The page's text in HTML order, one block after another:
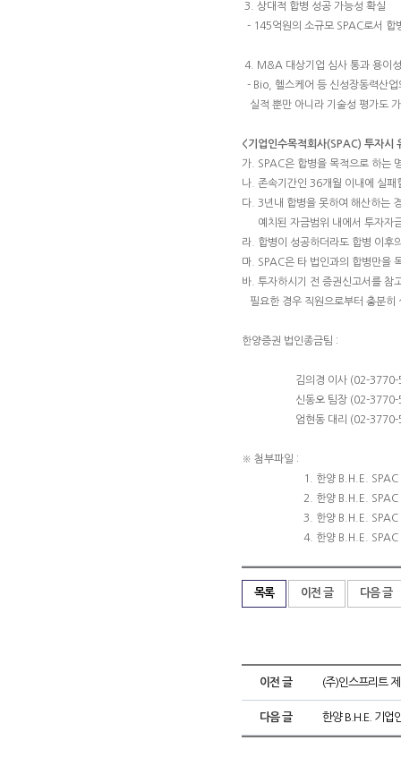
3. 상대적 합병 성공 가능성 확실
- 145억원의 소규모 SPAC로서 합
4. M&A 대상기업 심사 통과 용이성
- Bio, 헬스케어 등 신성장동력산
실적 뿐만 아니라 기술성 평가도
<기업인수목적회사(SPAC) 투자시
가. SPAC은 합병을 목적으로 하는
나. 존속기간인 36개월 이내에 실
다. 3년내 합병을 못하여 해산하는
예치된 자금범위 내에서 투자자
라. 합병이 성공하더라도 합병 이후
마. SPAC은 타 법인과의 합병만을
바. 투자하시기 전 증권신고서를 참
필요한 경우 직원으로부터 충분히
한양증권 법인종금팀 :
김의경 이사 (02-3770-
신동오 팀장 (02-3770-
엄현동 대리 (02-3770-
※ 첨부파일 :
1. 한양 B.H.E. SPAC IR
2. 한양 B.H.E.
3. 한양 B.H.E. SPAC 청약
4. 한양 B.H.E. SPAC 공모
목록 이전 글 다음 글
이전 글 (주)인스프리트
다음 글 한양 B.H.E. 기업